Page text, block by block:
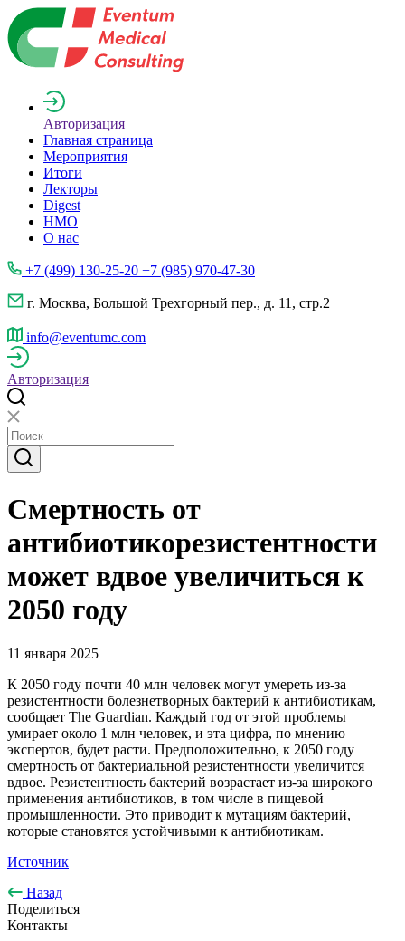
Авторизация
Главная страница
Мероприятия
Итоги
Лекторы
Digest
НМО
О нас
+7 (499) 130-25-20 +7 (985) 970-47-30
г. Москва, Большой Трехгорный пер., д. 11, стр.2
info@eventumc.com
Авторизация
Смертность от
антибиотикорезистентности
может вдвое увеличиться к
2050 году
11 января 2025
К 2050 году почти 40 млн человек могут умереть из-за
резистентности болезнетворных бактерий к антибиотикам,
сообщает The Guardian. Каждый год от этой проблемы
умирает около 1 млн человек, и эта цифра, по мнению
экспертов, будет расти. Предположительно, к 2050 году
смертность от бактериальной резистентности увеличится
вдвое. Резистентность бактерий возрастает из-за широкого
применения антибиотиков, в том числе в пищевой
промышленности. Это приводит к мутациям бактерий,
которые становятся устойчивыми к антибиотикам.
Источник
Назад
Поделиться
Контакты